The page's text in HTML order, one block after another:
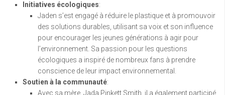
Initiatives écologiques:
Jaden s’est engagé à réduire le plastique et à promouvoir
des solutions durables, utilisant sa voix et son influence
pour encourager les jeunes générations à agir pour
l’environnement. Sa passion pour les questions
écologiques a inspiré de nombreux fans à prendre
conscience de leur impact environnemental.
Soutien à la communauté:
Avec sa mère, Jada Pinkett Smith, il a également participé